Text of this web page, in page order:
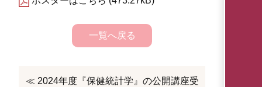
一覧へ戻る
≪ 2024年度『保健統計学』の公開講座受